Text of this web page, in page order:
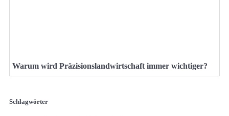
Warum wird Präzisionslandwirtschaft immer wichtiger?
Schlagwörter